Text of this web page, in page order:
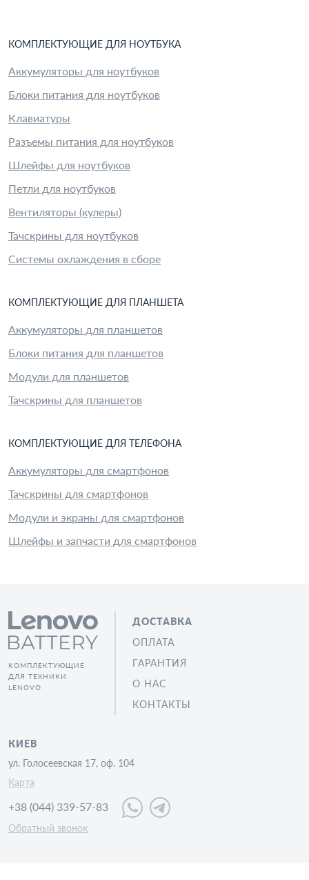
КОМПЛЕКТУЮЩИЕ ДЛЯ НОУТБУКА
Аккумуляторы для ноутбуков
Блоки питания для ноутбуков
Клавиатуры
Разъемы питания для ноутбуков
Шлейфы для ноутбуков
Петли для ноутбуков
Вентиляторы (кулеры)
Тачскрины для ноутбуков
Системы охлаждения в сборе
КОМПЛЕКТУЮЩИЕ ДЛЯ ПЛАНШЕТА
Аккумуляторы для планшетов
Блоки питания для планшетов
Модули для планшетов
Тачскрины для планшетов
КОМПЛЕКТУЮЩИЕ ДЛЯ ТЕЛЕФОНА
Аккумуляторы для смартфонов
Тачскрины для смартфонов
Модули и экраны для смартфонов
Шлейфы и запчасти для смартфонов
КОМПЛЕКТУЮЩИЕ
ДЛЯ ТЕХНИКИ
LENOVO
ДОСТАВКА
ОПЛАТА
ГАРАНТИЯ
О НАС
КОНТАКТЫ
КИЕВ
ул. Голосеевская 17, оф. 104
Карта
+38 (044) 339-57-83
Обратный звонок